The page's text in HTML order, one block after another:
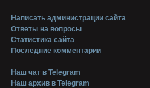
Написать администрации сайта
Ответы на вопросы
Статистика сайта
Последние комментарии
Наш чат в Telegram
Наш архив в Telegram